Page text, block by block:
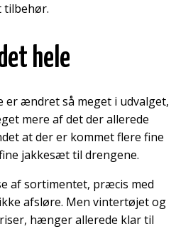
tilbehør.
hele
ændret så meget i udvalget,
mere af det der allerede
at der er kommet flere fine
jakkesæt til drengene.
af sortimentet, præcis med
afsløre. Men vintertøjet og
hænger allerede klar til